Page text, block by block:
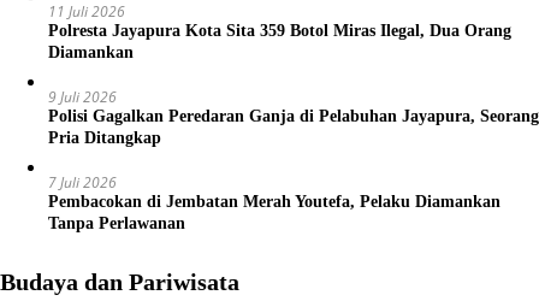
11 Juli 2026
Polresta Jayapura Kota Sita 359 Botol Miras Ilegal, Dua Orang
Diamankan
9 Juli 2026
Polisi Gagalkan Peredaran Ganja di Pelabuhan Jayapura, Seorang
Pria Ditangkap
7 Juli 2026
Pembacokan di Jembatan Merah Youtefa, Pelaku Diamankan
Tanpa Perlawanan
Budaya dan Pariwisata